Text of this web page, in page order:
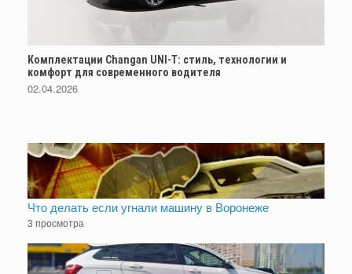
Комплектации Changan UNI-T: стиль, технологии и
комфорт для современного водителя
02.04.2026
Что делать если угнали машину в Воронеже
3 просмотра